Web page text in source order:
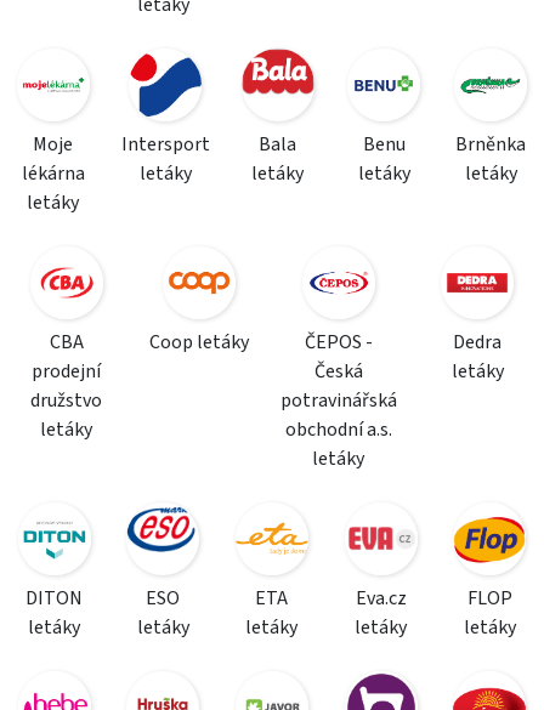
Moje
lékárna
letáky
Intersport
letáky
Bala
letáky
Benu
letáky
Brněnka
letáky
CBA
prodejní
družstvo
letáky
Coop letáky
ČEPOS -
Česká
potravinářská
obchodní a.s.
letáky
Dedra
letáky
DITON
letáky
ESO
letáky
ETA
letáky
Eva.cz
letáky
FLOP
letáky